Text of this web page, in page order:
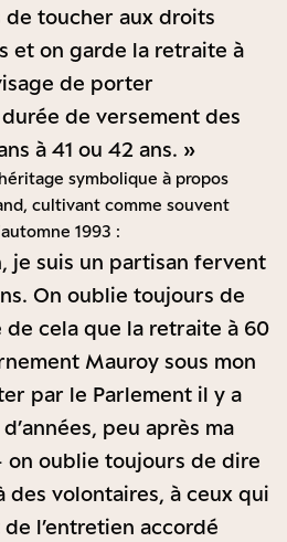
toucher aux droits
et on garde la retraite à
de porter
de versement des
à 41 ou 42 ans. »
symbolique à propos
cultivant comme souvent
1993 :
je suis un partisan fervent
On oublie toujours de
cela que la retraite à 60
Mauroy sous mon
par le Parlement il y a
peu après ma
oublie toujours de dire
des volontaires, à ceux qui
l’entretien accordé